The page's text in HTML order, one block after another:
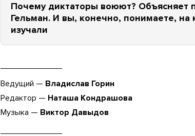
Почему диктаторы воюют? Объясняет
Гельман. И вы, конечно, понимаете,
изучали
Ведущий — Владислав Горин
Редактор — Наташа Кондрашова
Музыка — Виктор Давыдов